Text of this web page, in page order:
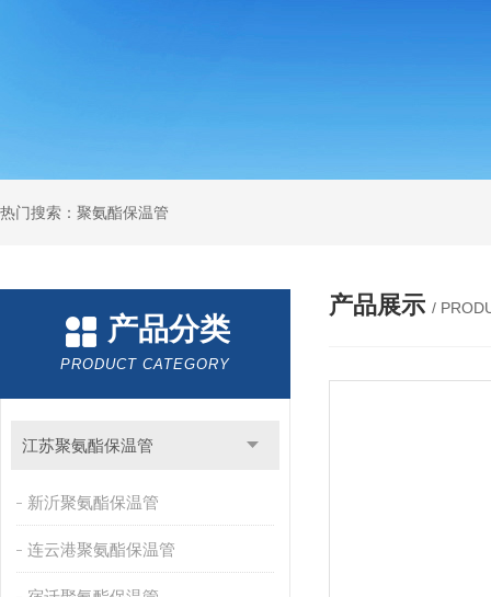
热门搜索：聚氨酯保温管
产品分类
PRODUCT CATEGORY
江苏聚氨酯保温管
新沂聚氨酯保温管
连云港聚氨酯保温管
产品展示 /